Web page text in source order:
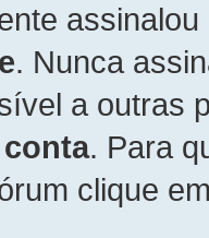
. Nunca
a outras
. Para
clique